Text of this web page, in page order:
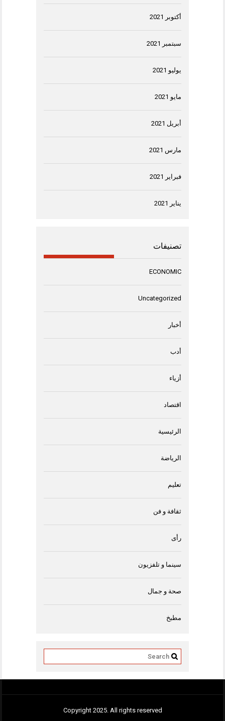
أكتوبر 2021
سبتمبر 2021
يوليو 2021
مايو 2021
أبريل 2021
مارس 2021
فبراير 2021
يناير 2021
تصنيفات
ECONOMIC
Uncategorized
أخبار
أدب
أزياء
اقتصاد
الرئيسية
الرياضة
تعليم
ثقافة و فن
رأى
سينما و تلفزيون
صحة و جمال
مطبخ
Copyright 2025. All rights reserved